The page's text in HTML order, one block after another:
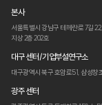
본사
서울특별시 강남구 테헤란로 7길 22,
지상 2층 202호
대구 센터/기업부설연구소
대구광역시 북구 호암로51, 삼성창
광주 센터